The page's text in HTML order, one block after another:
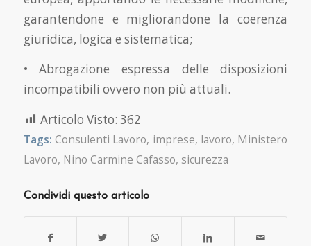
garantendone e migliorandone la coerenza
giuridica, logica e sistematica;
• Abrogazione espressa delle disposizioni
incompatibili ovvero non più attuali.
Articolo Visto: 362
Tags: Consulenti Lavoro, imprese, lavoro, Ministero
Lavoro, Nino Carmine Cafasso, sicurezza
Condividi questo articolo